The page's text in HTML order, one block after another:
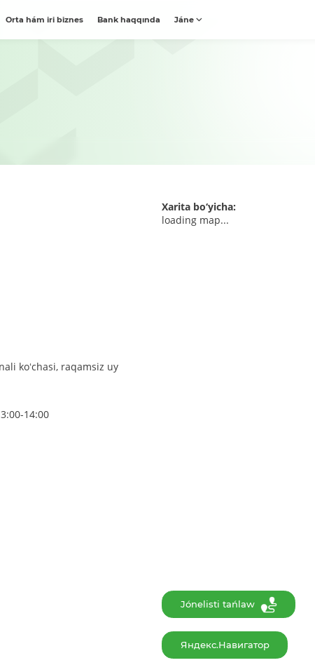
Orta hám iri biznes Bank haqqında Jáne
koʻchasi, raqamsiz uy
14:00
Xarita bo‘yicha:
loading map...
Jónelisti tańlaw
Яндекс.Навигатор